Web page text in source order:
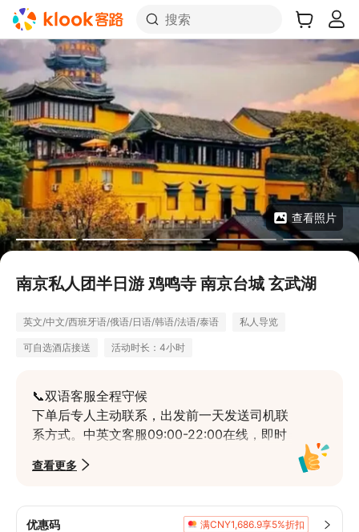
搜索
查看照片
南京私人团半日游 鸡鸣寺 南京台城 玄武湖
英文/中文/西班牙语/俄语/日语/韩语/法语/泰语 私人导览
可自选酒店接送 活动时长：4小时
📞双语客服全程守候
下单后专人主动联系，出发前一天发送司机联
系方式。中英文客服09:00-22:00在线，即时
六区酒店上门接送。超范围可协商，省去交通
查看更多
优惠码 满CNY1,686.9享5%折扣